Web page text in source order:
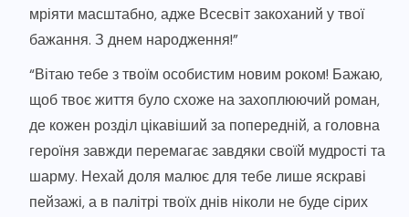
мріяти масштабно, адже Всесвіт закоханий у твої
бажання. З днем народження!”
“Вітаю тебе з твоїм особистим новим роком! Бажаю,
щоб твоє життя було схоже на захоплюючий роман,
де кожен розділ цікавіший за попередній, а головна
героїня завжди перемагає завдяки своїй мудрості та
шарму. Нехай доля малює для тебе лише яскраві
пейзажі, а в палітрі твоїх днів ніколи не буде сірих